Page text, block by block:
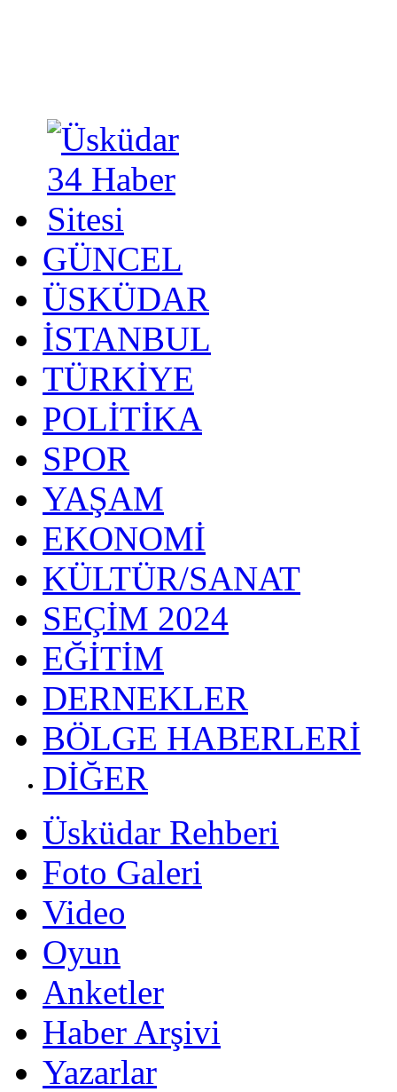
GÜNCEL
ÜSKÜDAR
İSTANBUL
TÜRKİYE
POLİTİKA
SPOR
YAŞAM
EKONOMİ
KÜLTÜR/SANAT
SEÇİM 2024
EĞİTİM
DERNEKLER
BÖLGE HABERLERİ
DİĞER
Üsküdar Rehberi
Foto Galeri
Video
Oyun
Anketler
Haber Arşivi
Yazarlar